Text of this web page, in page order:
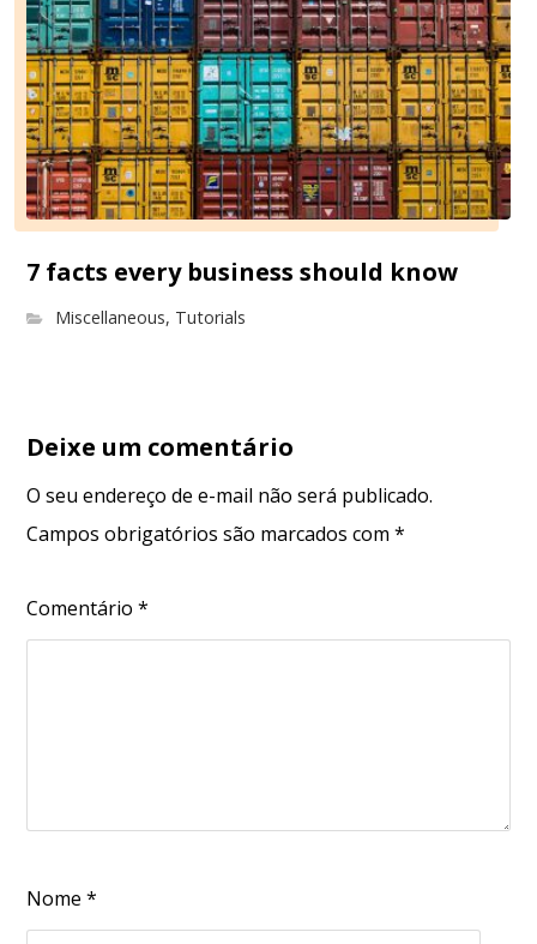
7 facts every business should know
Miscellaneous, Tutorials
Deixe um comentário
O seu endereço de e-mail não será publicado.
Campos obrigatórios são marcados com*
Comentário*
Nome*